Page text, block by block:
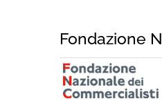
Fondazione